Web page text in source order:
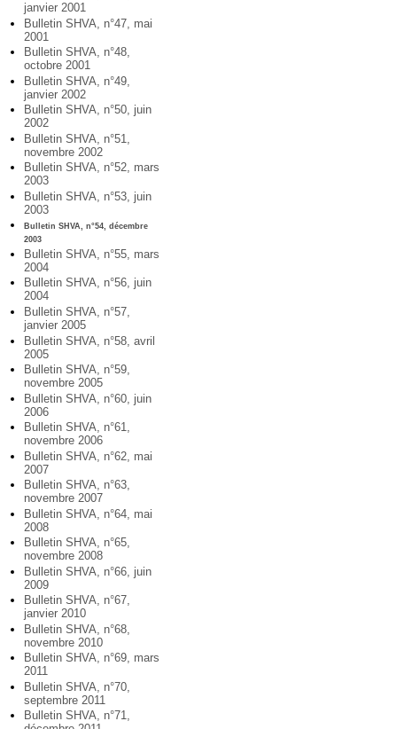
janvier 2001
Bulletin SHVA, n°47, mai
2001
Bulletin SHVA, n°48,
octobre 2001
Bulletin SHVA, n°49,
janvier 2002
Bulletin SHVA, n°50, juin
2002
Bulletin SHVA, n°51,
novembre 2002
Bulletin SHVA, n°52, mars
2003
Bulletin SHVA, n°53, juin
2003
Bulletin SHVA, n°54, décembre
2003
Bulletin SHVA, n°55, mars
2004
Bulletin SHVA, n°56, juin
2004
Bulletin SHVA, n°57,
janvier 2005
Bulletin SHVA, n°58, avril
2005
Bulletin SHVA, n°59,
novembre 2005
Bulletin SHVA, n°60, juin
2006
Bulletin SHVA, n°61,
novembre 2006
Bulletin SHVA, n°62, mai
2007
Bulletin SHVA, n°63,
novembre 2007
Bulletin SHVA, n°64, mai
2008
Bulletin SHVA, n°65,
novembre 2008
Bulletin SHVA, n°66, juin
2009
Bulletin SHVA, n°67,
janvier 2010
Bulletin SHVA, n°68,
novembre 2010
Bulletin SHVA, n°69, mars
2011
Bulletin SHVA, n°70,
septembre 2011
Bulletin SHVA, n°71,